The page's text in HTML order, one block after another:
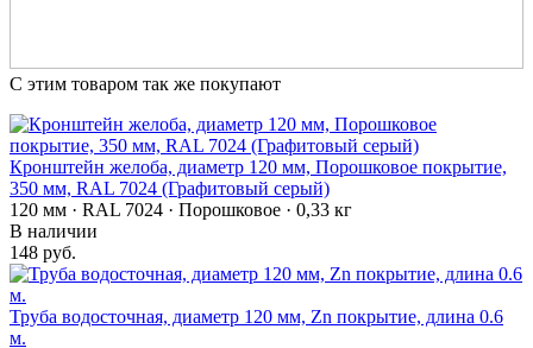
С этим товаром так же покупают
Кронштейн желоба, диаметр 120 мм, Порошковое покрытие,
350 мм, RAL 7024 (Графитовый серый)
120 мм · RAL 7024 · Порошковое · 0,33 кг
В наличии
148 руб.
Труба водосточная, диаметр 120 мм, Zn покрытие, длина 0.6
м.